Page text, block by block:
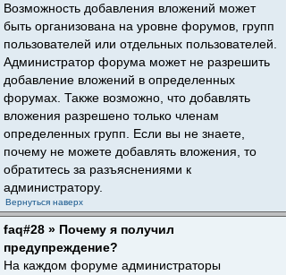
Возможность добавления вложений может
быть организована на уровне форумов, групп
пользователей или отдельных пользователей.
Администратор форума может не разрешить
добавление вложений в определенных
форумах. Также возможно, что добавлять
вложения разрешено только членам
определенных групп. Если вы не знаете,
почему не можете добавлять вложения, то
обратитесь за разъяснениями к
администратору.
Вернуться наверх
faq#28 » Почему я получил
предупреждение?
На каждом форуме администраторы